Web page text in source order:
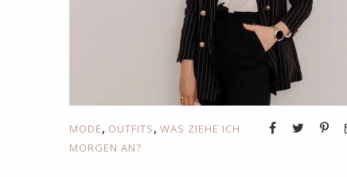
MODE, OUTFITS, WAS ZIEHE ICH
MORGEN AN?